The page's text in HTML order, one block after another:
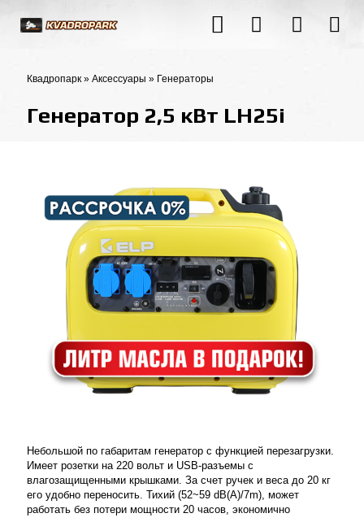
Квадропарк » Аксессуары » Генераторы
Генератор 2,5 кВт LH25i
Небольшой по габаритам генератор с функцией перезагрузки.
Имеет розетки на 220 вольт и USB-разъемы с
влагозащищенными крышками. За счет ручек и веса до 20 кг
его удобно переносить. Тихий (52~59 dB(A)/7m), может
работать без потери мощности 20 часов, экономично